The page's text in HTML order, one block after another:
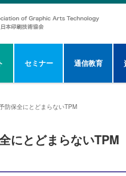
セミナー 通信教育
防保全にとどまらないTPM
にとどまらないTPM